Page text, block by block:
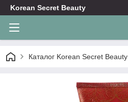
Korean Secret Beauty
Каталог Korean Secret Beauty